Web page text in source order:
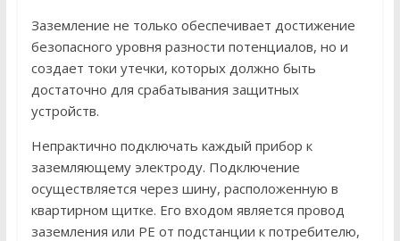
Заземление не только обеспечивает достижение
безопасного уровня разности потенциалов, но и
создает токи утечки, которых должно быть
достаточно для срабатывания защитных
устройств.
Непрактично подключать каждый прибор к
заземляющему электроду. Подключение
осуществляется через шину, расположенную в
квартирном щитке. Его входом является провод
заземления или PE от подстанции к потребителю,